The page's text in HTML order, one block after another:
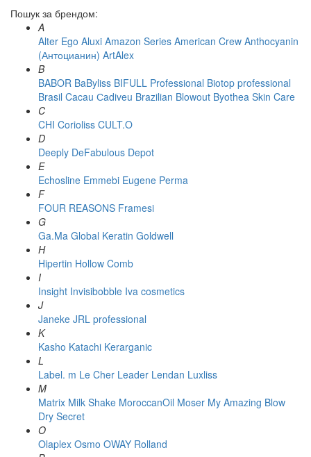
Пошук за брендом:
A
Alter Ego Aluxi Amazon Series American Crew Anthocyanin
(Антоцианин) ArtAlex
B
BABOR BaByliss BIFULL Professional Biotop professional
Brasil Cacau Сadiveu Brazilian Blowout Byothea Skin Care
C
CHI Corioliss CULT.O
D
Deeply DeFabulous Depot
E
Echosline Emmebi Eugene Perma
F
FOUR REASONS Framesi
G
Ga.Ma Global Keratin Goldwell
H
Hipertin Hollow Comb
I
Insight Invisibobble Iva cosmetics
J
Janeke JRL professional
K
Kasho Katachi Kerarganic
L
Label. m Le Cher Leader Lendan Luxliss
M
Matrix Milk Shake MoroccanOil Moser My Amazing Blow
Dry Secret
O
Olaplex Osmo OWAY Rolland